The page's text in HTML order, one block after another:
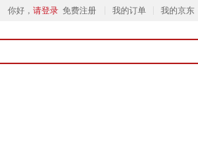
你好， 请登录 免费注册 我的订单 我的京东